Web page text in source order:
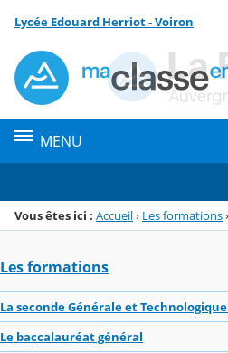
Menu de la rubrique
Contenu
Lycée Edouard Herriot - Voiron
MENU
Vous êtes ici : Accueil› Les formations›
Les formations
La seconde Générale et Technologique
Le baccalauréat général